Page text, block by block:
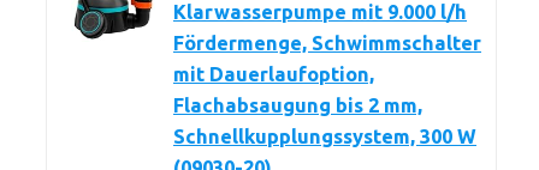
Klarwasserpumpe mit 9.000 l/h
Fördermenge, Schwimmschalter
mit Dauerlaufoption,
Flachabsaugung bis 2 mm,
Schnellkupplungssystem, 300 W